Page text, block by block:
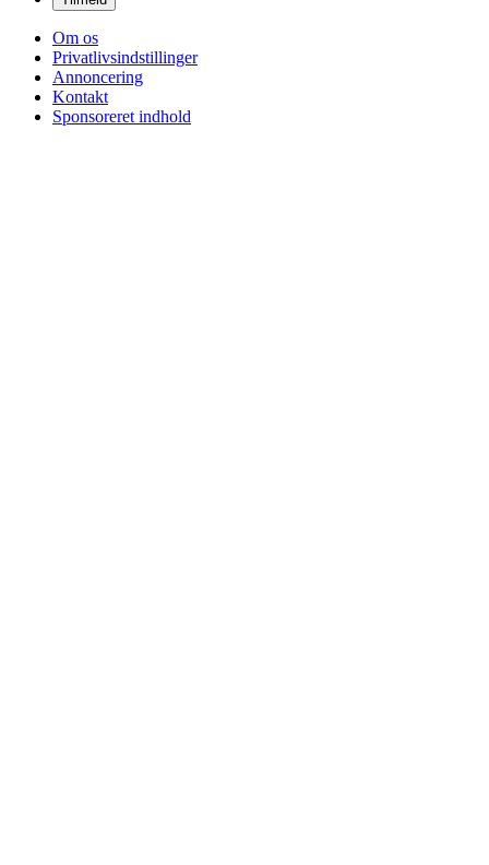
Om os
Privatlivsindstillinger
Annoncering
Kontakt
Sponsoreret indhold